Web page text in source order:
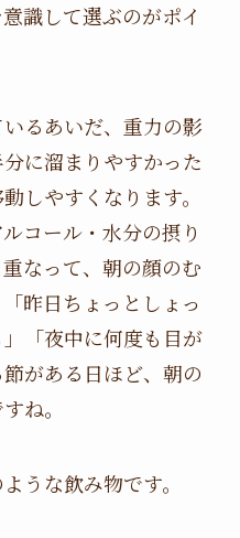
識して選ぶのがポイ
るあいだ、重力の影
に溜まりやすかった
しやすくなります。
コール・水分の摂り
なって、朝の顔のむ
昨日ちょっとしょっ
「夜中に何度も目が
がある日ほど、朝の
ね。
うな飲み物です。